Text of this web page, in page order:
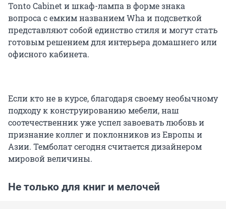
Tonto Cabinet и шкаф-лампа в форме знака
вопроса с емким названием Wha и подсветкой
представляют собой единство стиля и могут стать
готовым решением для интерьера домашнего или
офисного кабинета.
Если кто не в курсе, благодаря своему необычному
подходу к конструированию мебели, наш
соотечественник уже успел завоевать любовь и
признание коллег и поклонников из Европы и
Азии. Темболат сегодня считается дизайнером
мировой величины.
Не только для книг и мелочей